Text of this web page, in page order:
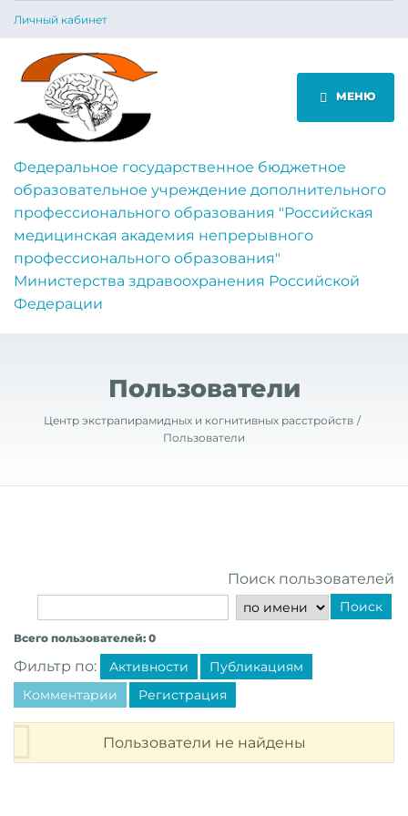
Личный кабинет
МЕНЮ
Федеральное государственное бюджетное
образовательное учреждение дополнительного
профессионального образования "Российская
медицинская академия непрерывного
профессионального образования"
Министерства здравоохранения Российской
Федерации
Пользователи
Центр экстрапирамидных и когнитивных расстройств
Пользователи
Поиск пользователей
Поиск
Всего пользователей: 0
Фильтр по: Активности
Публикациям
Комментарии
Регистрация
Пользователи не найдены